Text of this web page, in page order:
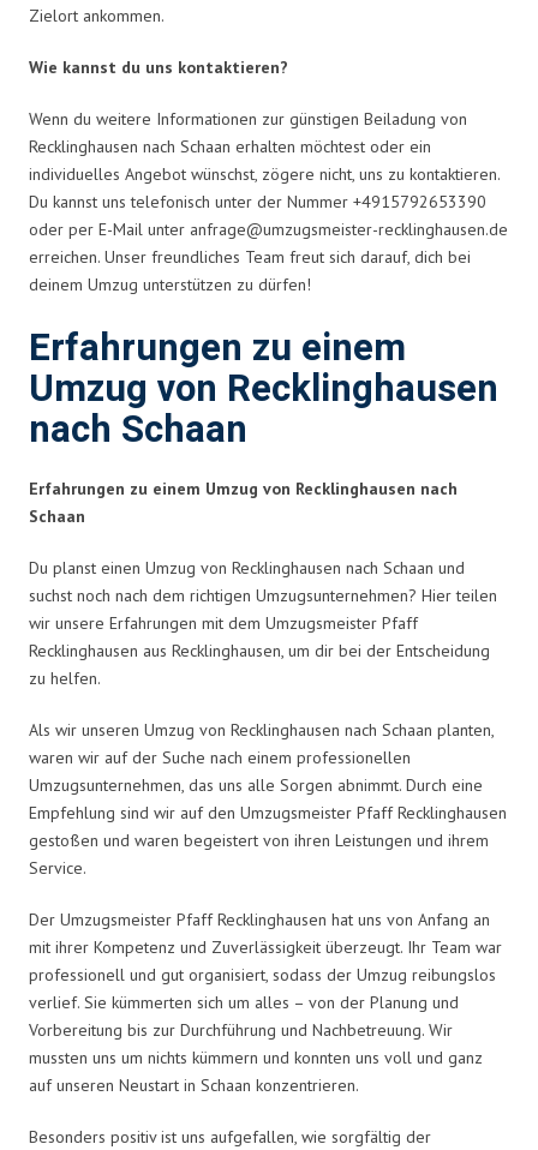
Zielort ankommen.
Wie kannst du uns kontaktieren?
Wenn du weitere Informationen zur günstigen Beiladung von
Recklinghausen nach Schaan erhalten möchtest oder ein
individuelles Angebot wünschst, zögere nicht, uns zu kontaktieren.
Du kannst uns telefonisch unter der Nummer +4915792653390
oder per E-Mail unter anfrage@umzugsmeister-recklinghausen.de
erreichen. Unser freundliches Team freut sich darauf, dich bei
deinem Umzug unterstützen zu dürfen!
Erfahrungen zu einem
Umzug von Recklinghausen
nach Schaan
Erfahrungen zu einem Umzug von Recklinghausen nach
Schaan
Du planst einen Umzug von Recklinghausen nach Schaan und
suchst noch nach dem richtigen Umzugsunternehmen? Hier teilen
wir unsere Erfahrungen mit dem Umzugsmeister Pfaff
Recklinghausen aus Recklinghausen, um dir bei der Entscheidung
zu helfen.
Als wir unseren Umzug von Recklinghausen nach Schaan planten,
waren wir auf der Suche nach einem professionellen
Umzugsunternehmen, das uns alle Sorgen abnimmt. Durch eine
Empfehlung sind wir auf den Umzugsmeister Pfaff Recklinghausen
gestoßen und waren begeistert von ihren Leistungen und ihrem
Service.
Der Umzugsmeister Pfaff Recklinghausen hat uns von Anfang an
mit ihrer Kompetenz und Zuverlässigkeit überzeugt. Ihr Team war
professionell und gut organisiert, sodass der Umzug reibungslos
verlief. Sie kümmerten sich um alles – von der Planung und
Vorbereitung bis zur Durchführung und Nachbetreuung. Wir
mussten uns um nichts kümmern und konnten uns voll und ganz
auf unseren Neustart in Schaan konzentrieren.
Besonders positiv ist uns aufgefallen, wie sorgfältig der